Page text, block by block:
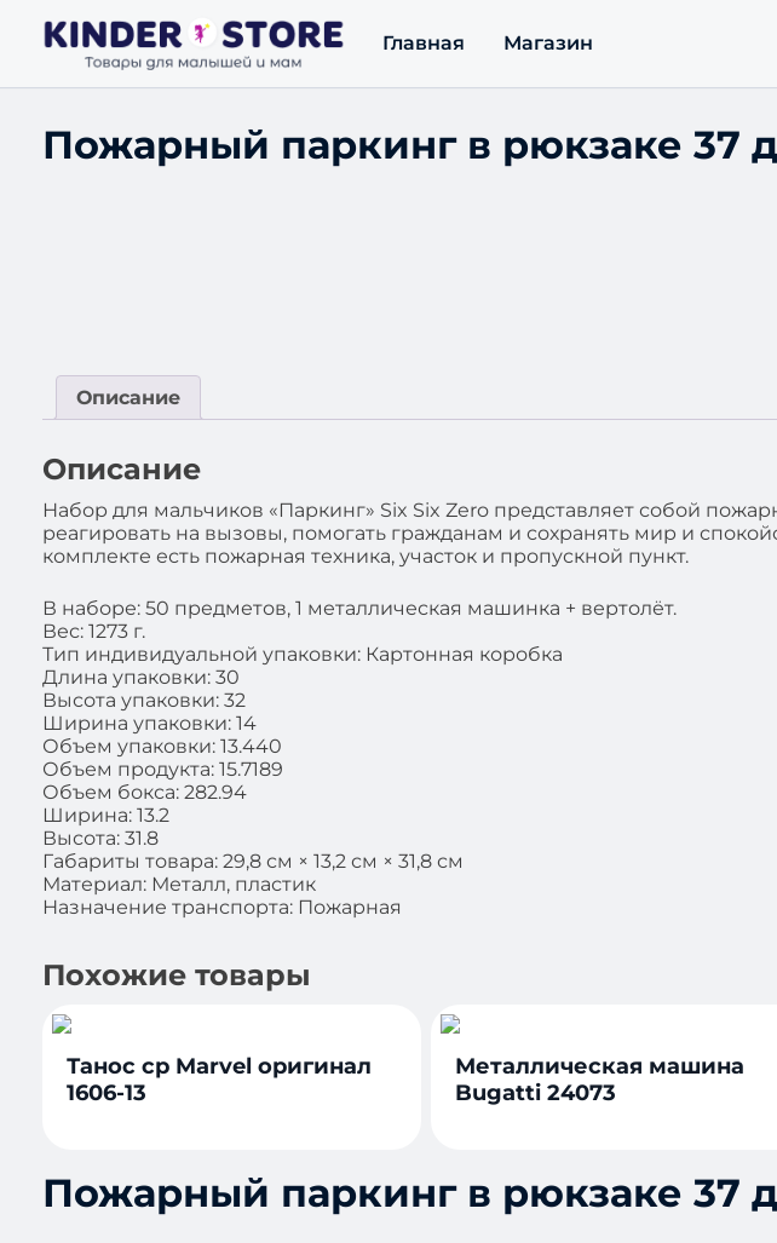
Главная Магазин
Пожарный паркинг в рюкзаке 37
Описание
Описание
Набор для мальчиков «Паркинг» Six Six Zero представляет собой
реагировать на вызовы, помогать гражданам и сохранять мир и
комплекте есть пожарная техника, участок и пропускной пункт.
В наборе: 50 предметов, 1 металлическая машинка + вертолёт.
Вес: 1273 г.
Тип индивидуальной упаковки: Картонная коробка
Длина упаковки: 30
Высота упаковки: 32
Ширина упаковки: 14
Объем упаковки: 13.440
Объем продукта: 15.7189
Объем бокса: 282.94
Ширина: 13.2
Высота: 31.8
Габариты товара: 29,8 см × 13,2 см × 31,8 см
Материал: Металл, пластик
Назначение транспорта: Пожарная
Похожие товары
Танос ср Marvel оригинал
1606-13
Металлическая машина
Bugatti 24073
Пожарный паркинг в рюкзаке 37